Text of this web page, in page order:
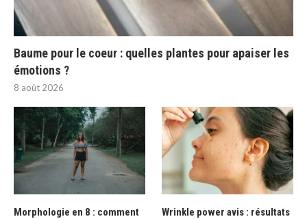
Baume pour le coeur : quelles plantes pour apaiser les
émotions ?
8 août 2026
Morphologie en 8 : comment
Wrinkle power avis : résultats